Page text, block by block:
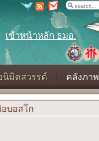
เข้าหน้าหลัก ธมอ.
นิมิตสวรรค์ คลังภาพ
บอสโก